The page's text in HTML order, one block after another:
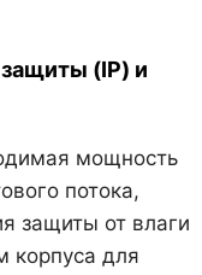
(IP) и
мощность
потока,
защиты от влаги
корпуса для